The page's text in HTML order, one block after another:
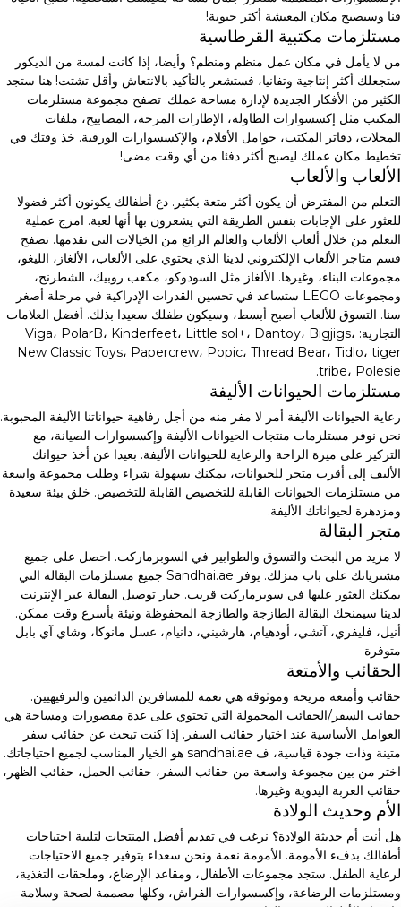
فنا وسيصبح مكان المعيشة أكثر حيوية!
مستلزمات مكتبية القرطاسية
من لا يأمل في مكان عمل منظم ومنظم؟ وأيضا، إذا كانت لمسة من الديكور
ستجعلك أكثر إنتاجية وتفانيا، فستشعر بالتأكيد بالانتعاش وأقل تشتت! هنا ستجد
الكثير من الأفكار الجديدة لإدارة مساحة عملك. تصفح مجموعة مستلزمات
المكتب مثل إكسسوارات الطاولة، الإطارات المرحة، المصابيح، ملفات
المجلات، دفاتر المكتب، حوامل الأقلام، والإكسسوارات الورقية. خذ وقتك في
تخطيط مكان عملك ليصبح أكثر دفئا من أي وقت مضى!
الألعاب والألعاب
التعلم من المفترض أن يكون أكثر متعة بكثير. دع أطفالك يكونون أكثر فضولا
للعثور على الإجابات بنفس الطريقة التي يشعرون بها أنها لعبة. امزج عملية
التعلم من خلال ألعاب الألعاب والعالم الرائع من الخيالات التي تقدمها. تصفح
قسم متاجر الألعاب الإلكتروني لدينا الذي يحتوي على الألعاب، الألغاز، الليغو،
مجموعات البناء، وغيرها. الألغاز مثل السودوكو، مكعب روبيك، الشطرنج،
ومجموعات LEGO ستساعد في تحسين القدرات الإدراكية في مرحلة أصغر
سنا. التسوق للألعاب أصبح أبسط، وسيكون طفلك سعيدا بذلك. أفضل العلامات
التجارية: Viga، PolarB، Kinderfeet، Little sol+، Dantoy، Bigjigs،
New Classic Toys، Papercrew، Popic، Thread Bear، Tidlo، tiger
tribe، Polesie.
مستلزمات الحيوانات الأليفة
رعاية الحيوانات الأليفة أمر لا مفر منه من أجل رفاهية حيواناتنا الأليفة المحبوبة.
نحن نوفر مستلزمات منتجات الحيوانات الأليفة وإكسسوارات الصيانة، مع
التركيز على ميزة الراحة والرعاية للحيوانات الأليفة. بعيدا عن أخذ حيوانك
الأليف إلى أقرب متجر للحيوانات، يمكنك بسهولة شراء وطلب مجموعة واسعة
من مستلزمات الحيوانات القابلة للتخصيص القابلة للتخصيص. خلق بيئة سعيدة
ومزدهرة لحيواناتك الأليفة.
متجر البقالة
لا مزيد من البحث والتسوق والطوابير في السوبرماركت. احصل على جميع
مشترياتك على باب منزلك. يوفر Sandhai.ae جميع مستلزمات البقالة التي
يمكنك العثور عليها في سوبرماركت قريب. خيار توصيل البقالة عبر الإنترنت
لدينا سيمنحك البقالة الطازجة والطازجة المحفوظة ونيئة بأسرع وقت ممكن.
أنيل، فليفري، آتشي، أودهيام، هارشيني، دانيام، عسل مانوكا، وشاي آي بابل
متوفرة
الحقائب والأمتعة
حقائب وأمتعة مريحة وموثوقة هي نعمة للمسافرين الدائمين والترفيهيين.
حقائب السفر/الحقائب المحمولة التي تحتوي على عدة مقصورات ومساحة هي
العوامل الأساسية عند اختيار حقائب السفر. إذا كنت تبحث عن حقائب سفر
متينة وذات جودة قياسية، ف sandhai.ae هو الخيار المناسب لجميع احتياجاتك.
اختر من بين مجموعة واسعة من حقائب السفر، حقائب الحمل، حقائب الظهر،
حقائب العربة اليدوية وغيرها.
الأم وحديث الولادة
هل أنت أم حديثة الولادة؟ نرغب في تقديم أفضل المنتجات لتلبية احتياجات
أطفالك بدفء الأمومة. الأمومة نعمة ونحن سعداء بتوفير جميع الاحتياجات
لرعاية الطفل. ستجد مجموعات الأطفال، ومقاعد الإرضاع، وملحقات التغذية،
ومستلزمات الرضاعة، وإكسسوارات الفراش، وكلها مصممة لصحة وسلامة